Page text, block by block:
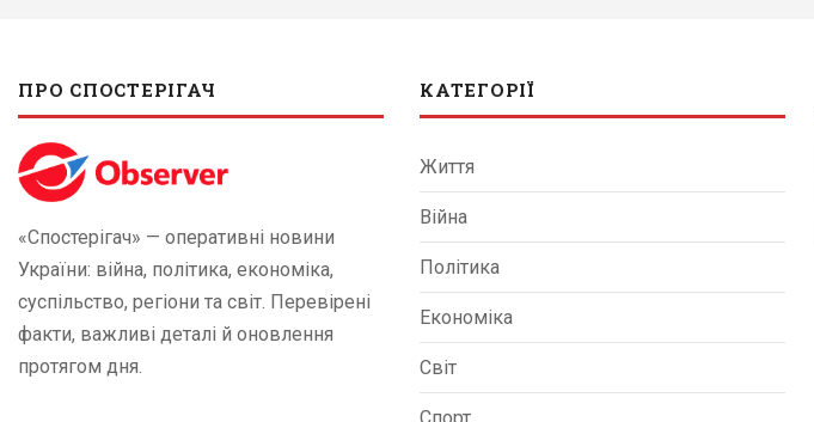
ПРО СПОСТЕРІГАЧ
«Спостерігач» — оперативні новини
України: війна, політика, економіка,
суспільство, регіони та світ. Перевірені
факти, важливі деталі й оновлення
протягом дня.
КАТЕГОРІЇ
Життя
Війна
Політика
Економіка
Світ